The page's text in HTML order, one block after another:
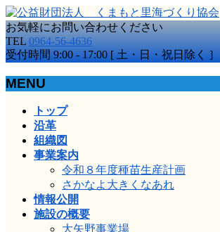
お気軽にお問い合わせください
TEL 0964-56-4636
受付時間 9:00 - 17:00 [ 土・日・祝日除く ]
MENU
トップ
沿革
組織図
事業案内
令和８年度種苗生産計画
さかなよ大きくなあれ
情報公開
施設の概要
大矢野事業場